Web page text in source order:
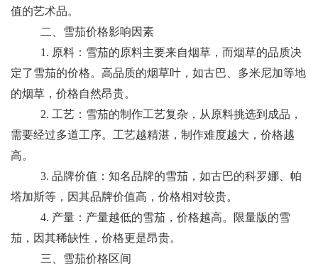
值的艺术品。
二、雪茄价格影响因素
1. 原料：雪茄的原料主要来自烟草，而烟草的品质决
定了雪茄的价格。高品质的烟草叶，如古巴、多米尼加等地
的烟草，价格自然昂贵。
2. 工艺：雪茄的制作工艺复杂，从原料挑选到成品，
需要经过多道工序。工艺越精湛，制作难度越大，价格越
高。
3. 品牌价值：知名品牌的雪茄，如古巴的科罗娜、帕
塔加斯等，因其品牌价值高，价格相对较贵。
4. 产量：产量越低的雪茄，价格越高。限量版的雪
茄，因其稀缺性，价格更是昂贵。
三、雪茄价格区间